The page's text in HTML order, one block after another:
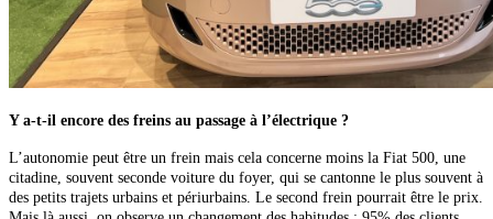
Y a-t-il encore des freins au passage à l’électrique ?
L’autonomie peut être un frein mais cela concerne moins la Fiat 500, une
citadine, souvent seconde voiture du foyer, qui se cantonne le plus souvent à
des petits trajets urbains et périurbains. Le second frein pourrait être le prix.